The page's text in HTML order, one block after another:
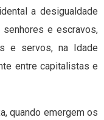
a desigualdade
e escravos,
e servos, na Idade
entre capitalistas e
quando emergem os